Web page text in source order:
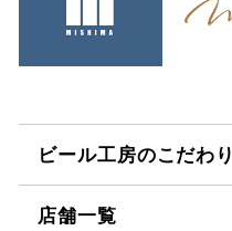
ビール工房のこだわり
店舗一覧